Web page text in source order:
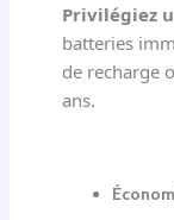
Privilégiez
batteries
de recharge
ans.